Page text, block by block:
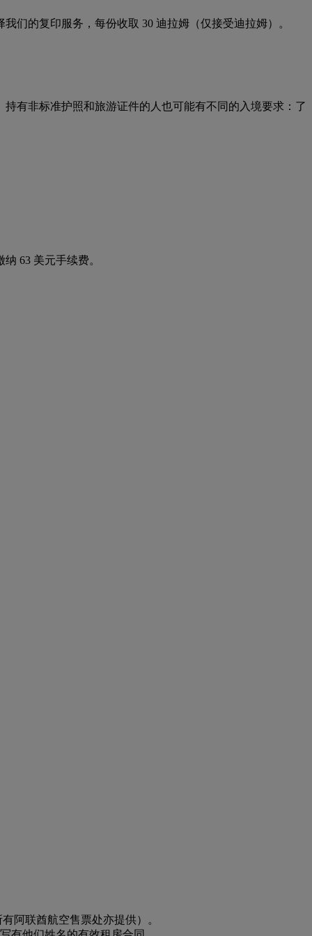
们的复印服务，每份收取 30 迪拉姆（仅接受迪拉姆）。
有非标准护照和旅游证件的人也可能有不同的入境要求：了
63 美元手续费。
阿联酋航空售票处亦提供）。